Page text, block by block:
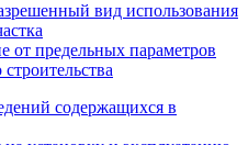
вид использования
от предельных параметров
содержащихся в